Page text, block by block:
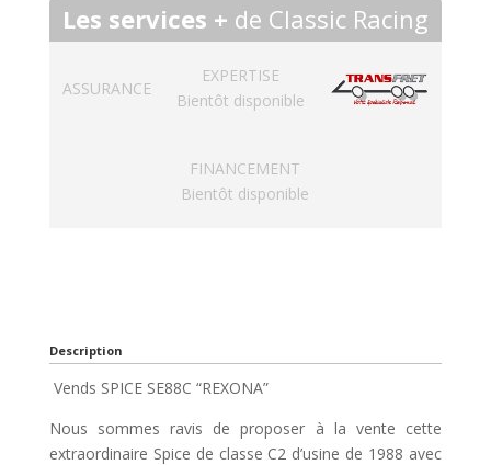
Les services + de Classic Racing
ASSURANCE
EXPERTISE
Bientôt disponible
FINANCEMENT
Bientôt disponible
Description
Vends SPICE SE88C “REXONA”
Nous sommes ravis de proposer à la vente cette
extraordinaire Spice de classe C2 d’usine de 1988 avec